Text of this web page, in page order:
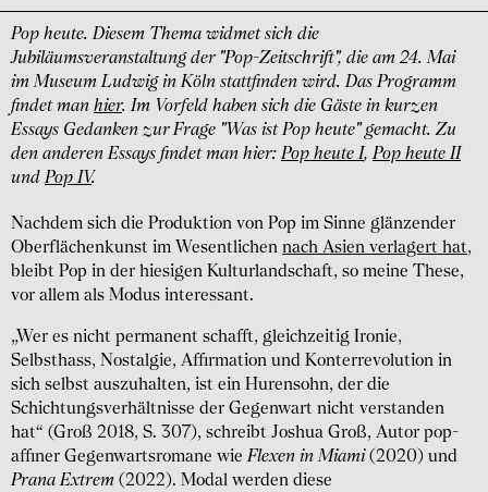
Pop heute. Diesem Thema widmet sich die
Jubiläumsveranstaltung der "Pop-Zeitschrift", die am 24. Mai
im Museum Ludwig in Köln stattfinden wird. Das Programm
findet man hier. Im Vorfeld haben sich die Gäste in kurzen
Essays Gedanken zur Frage "Was ist Pop heute" gemacht. Zu
den anderen Essays findet man hier:Pop heute I,Pop heute II
undPop IV.
Nachdem sich die Produktion von Pop im Sinne glänzender
Oberflächenkunst im Wesentlichen nach Asien verlagert hat,
bleibt Pop in der hiesigen Kulturlandschaft, so meine These,
vor allem als Modus interessant.
„Wer es nicht permanent schafft, gleichzeitig Ironie,
Selbsthass, Nostalgie, Affirmation und Konterrevolution in
sich selbst auszuhalten, ist ein Hurensohn, der die
Schichtungsverhältnisse der Gegenwart nicht verstanden
hat“ (Groß 2018, S. 307), schreibt Joshua Groß, Autor pop-
affiner Gegenwartsromane wieFlexen in Miami (2020) und
Prana Extrem (2022). Modal werden diese